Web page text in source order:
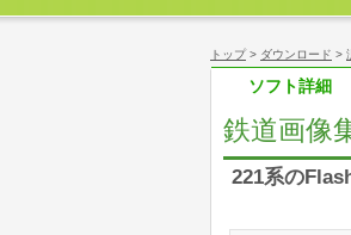
トップ> ダウンロード >
ソフト詳細
鉄道画像
221系の